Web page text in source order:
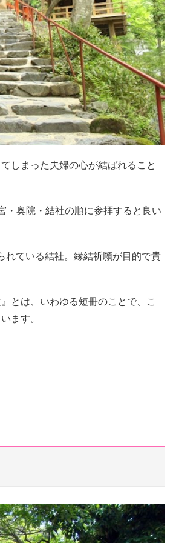
しまった夫婦の心が結ばれること
・奥院・結社の順に参拝すると良い
れている結社。縁結祈願が目的で貴
とは、いわゆる短冊のことで、こ
ます。